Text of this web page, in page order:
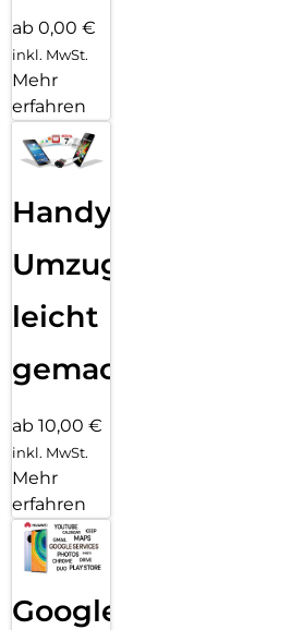
ab 0,00 €
inkl. MwSt.
Mehr
erfahren
Handy
Umzug
leicht
gemacht!
ab 10,00 €
inkl. MwSt.
Mehr
erfahren
Google